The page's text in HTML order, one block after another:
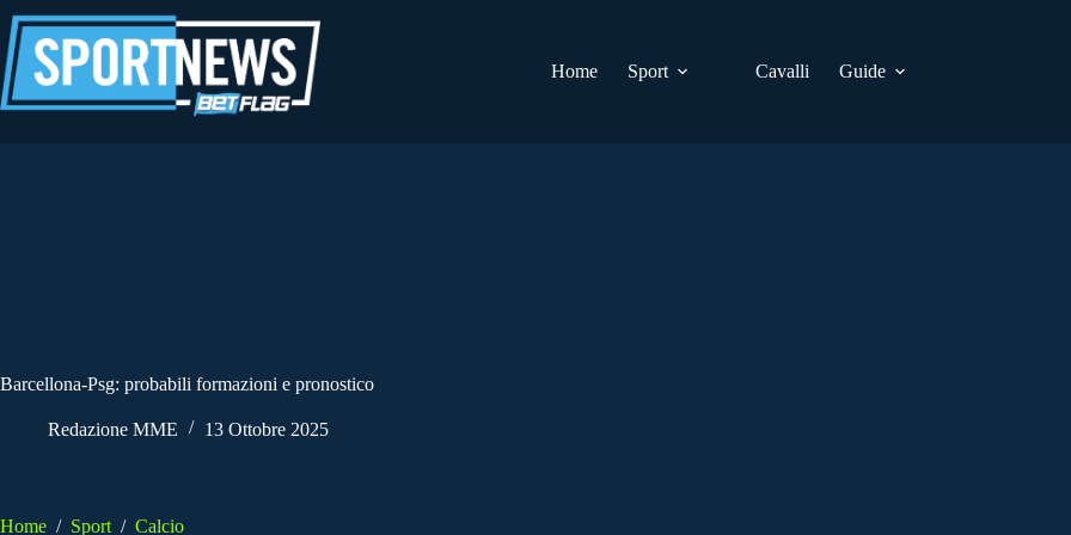
al
contenuto
Home
Sport Cavalli Guide
Barcellona-Psg: probabili formazioni e pronostico
Redazione MME 13 Ottobre 2025
Home / Sport / Calcio